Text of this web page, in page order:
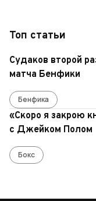
Топ статьи
Судаков второй
матча Бенфики
Бенфика
«Скоро я закрою
с Джейком Полом
Бокс